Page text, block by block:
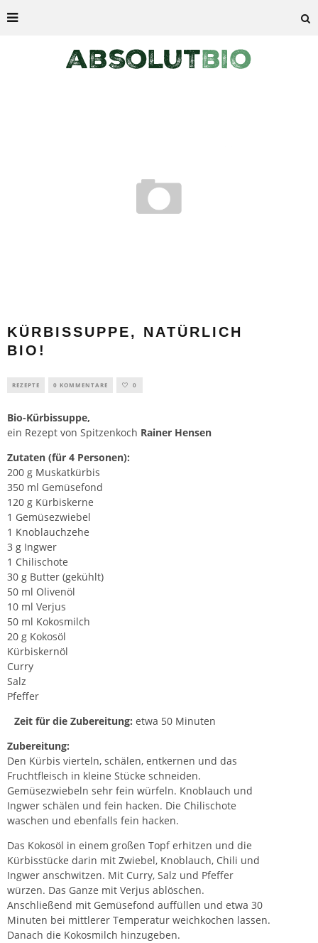
KÜRBISSUPPE, NATÜRLICH
BIO!
REZEPTE 0 KOMMENTARE 0
Bio-Kürbissuppe,
ein Rezept von Spitzenkoch Rainer Hensen
Zutaten (für 4 Personen):
200 g Muskatkürbis
350 ml Gemüsefond
120 g Kürbiskerne
1 Gemüsezwiebel
1 Knoblauchzehe
3 g Ingwer
1 Chilischote
30 g Butter (gekühlt)
50 ml Olivenöl
10 ml Verjus
50 ml Kokosmilch
20 g Kokosöl
Kürbiskernöl
Curry
Salz
Pfeffer
Zeit für die Zubereitung: etwa 50 Minuten
Zubereitung:
Den Kürbis vierteln, schälen, entkernen und das
Fruchtfleisch in kleine Stücke schneiden.
Gemüsezwiebeln sehr fein würfeln. Knoblauch und
Ingwer schälen und fein hacken. Die Chilischote
waschen und ebenfalls fein hacken.
Das Kokosöl in einem großen Topf erhitzen und die
Kürbisstücke darin mit Zwiebel, Knoblauch, Chili und
Ingwer anschwitzen. Mit Curry, Salz und Pfeffer
würzen. Das Ganze mit Verjus ablöschen.
Anschließend mit Gemüsefond auffüllen und etwa 30
Minuten bei mittlerer Temperatur weichkochen lassen.
Danach die Kokosmilch hinzugeben.